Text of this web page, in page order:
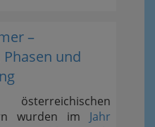
–
und
wurden im Jahr